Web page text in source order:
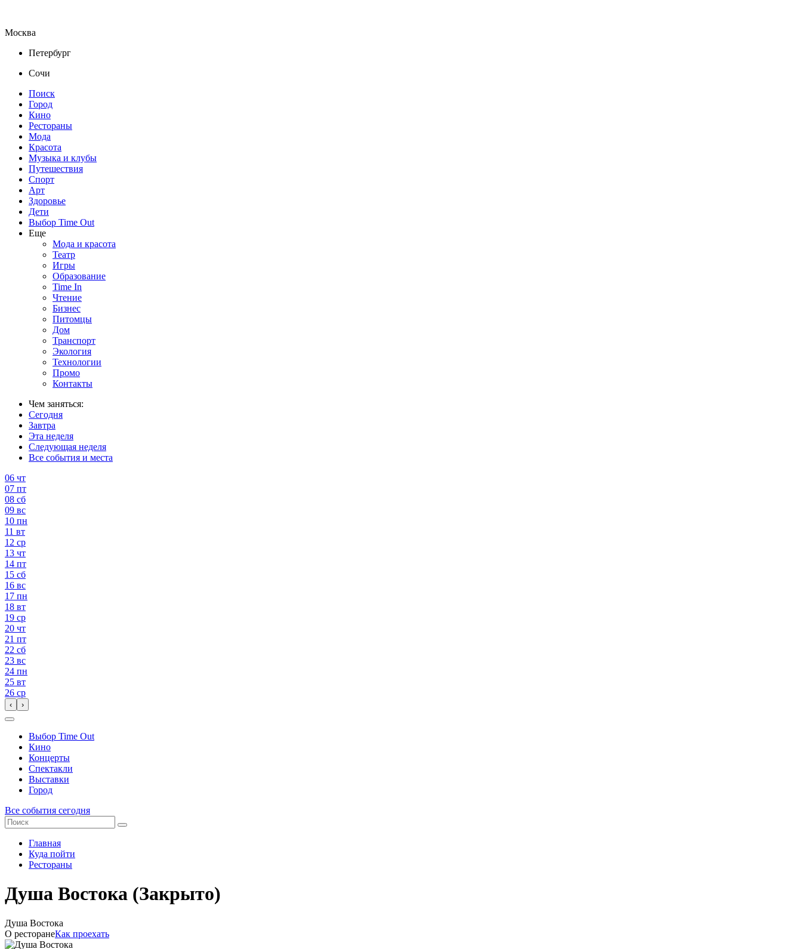
Москва
Петербург
Сочи
Поиск
Город
Кино
Рестораны
Мода
Красота
Музыка и клубы
Путешествия
Спорт
Арт
Здоровье
Дети
Выбор Time Out
Еще
Мода и красота
Театр
Игры
Образование
Time In
Чтение
Бизнес
Питомцы
Дом
Транспорт
Экология
Технологии
Промо
Контакты
Чем заняться:
Сегодня
Завтра
Эта неделя
Следующая неделя
Все события и места
06 чт
07 пт
08 сб
09 вс
10 пн
11 вт
12 ср
13 чт
14 пт
15 сб
16 вс
17 пн
18 вт
19 ср
20 чт
21 пт
22 сб
23 вс
24 пн
25 вт
26 ср
‹ ›
Выбор Time Out
Кино
Концерты
Спектакли
Выставки
Город
Все события сегодня
Главная
Куда пойти
Рестораны
Душа Востока (Закрыто)
Душа Востока
О ресторанеКак проехать